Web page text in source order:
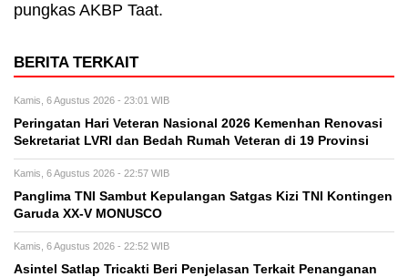
pungkas AKBP Taat.
BERITA TERKAIT
Kamis, 6 Agustus 2026 - 23:01 WIB
Peringatan Hari Veteran Nasional 2026 Kemenhan Renovasi
Sekretariat LVRI dan Bedah Rumah Veteran di 19 Provinsi
Kamis, 6 Agustus 2026 - 22:57 WIB
Panglima TNI Sambut Kepulangan Satgas Kizi TNI Kontingen
Garuda XX-V MONUSCO
Kamis, 6 Agustus 2026 - 22:52 WIB
Asintel Satlap Tricakti Beri Penjelasan Terkait Penanganan